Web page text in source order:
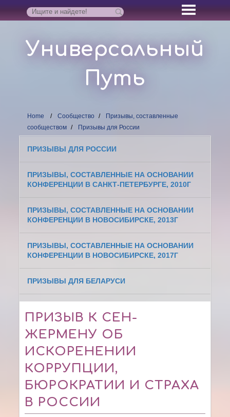
Универсальный
Путь
Home Сообщество
Призывы, составленные
сообществом
Призывы для России
ПРИЗЫВЫ ДЛЯ РОССИИ
ПРИЗЫВЫ, СОСТАВЛЕННЫЕ НА ОСНОВАНИИ
КОНФЕРЕНЦИИ В САНКТ-ПЕТЕРБУРГЕ, 2010Г
ПРИЗЫВЫ, СОСТАВЛЕННЫЕ НА ОСНОВАНИИ
КОНФЕРЕНЦИИ В НОВОСИБИРСКЕ, 2013Г
ПРИЗЫВЫ, СОСТАВЛЕННЫЕ НА ОСНОВАНИИ
КОНФЕРЕНЦИИ В НОВОСИБИРСКЕ, 2017Г
ПРИЗЫВЫ ДЛЯ БЕЛАРУСИ
ПРИЗЫВ К СЕН-
ЖЕРМЕНУ ОБ
ИСКОРЕНЕНИИ
КОРРУПЦИИ,
БЮРОКРАТИИ И СТРАХА
В РОССИИ